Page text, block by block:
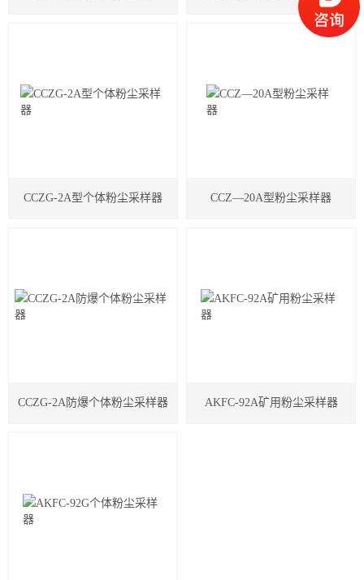
CCZG-2A型个体粉尘采样器 CCZ—20A型粉尘采样器
CCZG-2A防爆个体粉尘采样器 AKFC-92A矿用粉尘采样器